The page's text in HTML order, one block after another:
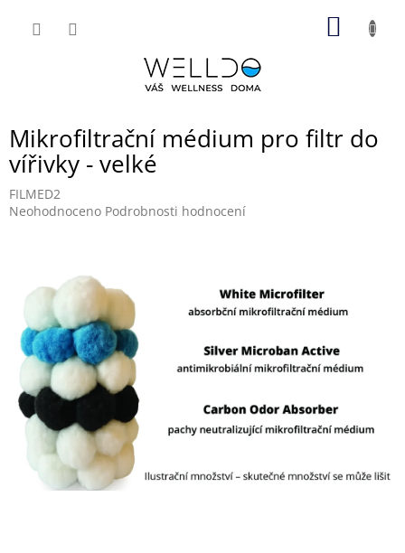
Mikrofiltrační médium pro filtr do
vířivky - velké
FILMED2
Průměrné
hvězdiček.
Neohodnoceno Podrobnosti hodnocení